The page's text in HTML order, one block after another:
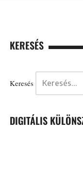
KERESÉS
Keresés
DIGITÁLIS